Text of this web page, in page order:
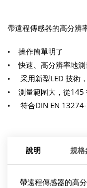
帶遠程傳感器的高分辨
• 操作簡單明了
• 快速、高分辨率地測
• 采用新型LED 技術
• 測量範圍大，從145
• 符合DIN EN 13274-
說明 規
帶遠程傳感器的高